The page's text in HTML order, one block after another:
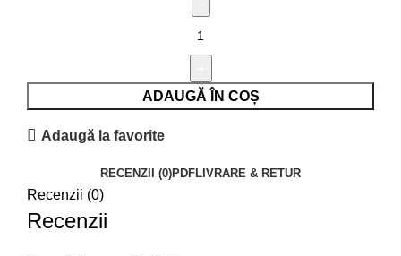
ADAUGĂ ÎN COȘ
Adaugă la favorite
RECENZII (0)PDFLIVRARE & RETUR
Recenzii (0)
Recenzii